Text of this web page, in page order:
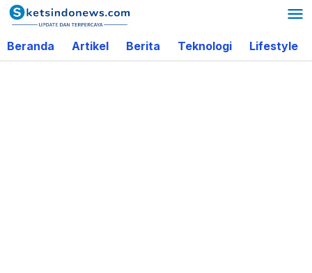
Lewati
ke
konten
Beranda Artikel Berita Teknologi Lifestyle